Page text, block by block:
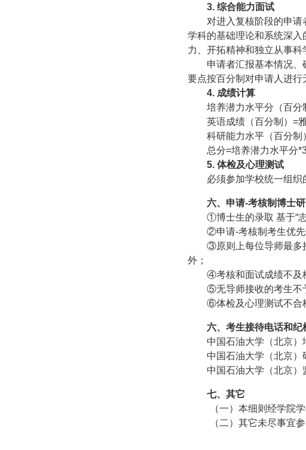
3. 综合能力面试
对进入复核阶段的申
学科的基础理论和系统深
力、开拓精神和独立从事科
申请者汇报基本情况
要点按百分制对申请人进
4. 成绩计算
培养潜力水平分（百分
英语成绩（百分制） =
科研能力水平（百分制
总分=培养潜力水平分
5. 体检及心理测试
必须参加学校统一组织
六、申请-考核制博士
①博士生的录取 基于“
②申请-考核制考生优先
③原则上每位导师最多
外；
④考核和面试成绩不及
⑤无导师接收的考生不
⑥体检及心理测试不合
六、考生接待电话和
中国石油大学（北京）
中国石油大学（北京）
中国石油大学（北京）
七、其它
（一）本细则经学院
（二）其它未尽事宜